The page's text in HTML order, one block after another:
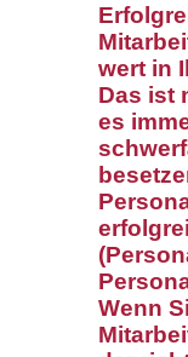
wert in
Das ist
es
Wenn